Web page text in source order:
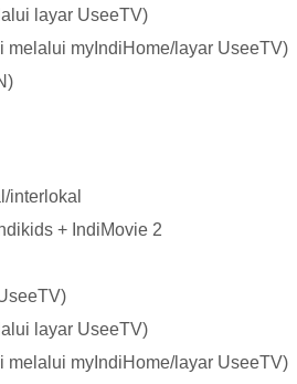
layar UseeTV)
melalui myIndiHome/layar UseeTV)
interlokal
+ IndiMovie 2
layar UseeTV)
melalui myIndiHome/layar UseeTV)